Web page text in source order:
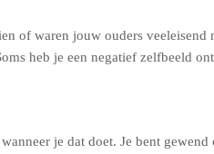
of waren jouw ouders veeleisend
heb je een negatief zelfbeeld
je dat doet. Je bent gewend